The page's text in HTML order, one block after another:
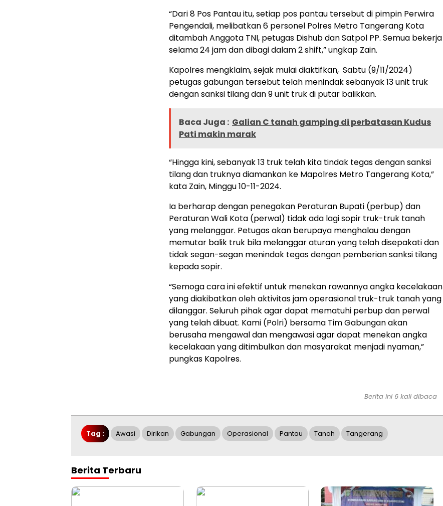
“Dari 8 Pos Pantau itu, setiap pos pantau tersebut di pimpin Perwira
Pengendali, melibatkan 6 personel Polres Metro Tangerang Kota
ditambah Anggota TNI, petugas Dishub dan Satpol PP. Semua bekerja
selama 24 jam dan dibagi dalam 2 shift,” ungkap Zain.
Kapolres mengklaim, sejak mulai diaktifkan, Sabtu (9/11/2024)
petugas gabungan tersebut telah menindak sebanyak 13 unit truk
dengan sanksi tilang dan 9 unit truk di putar balikkan.
Baca Juga : Galian C tanah gamping di perbatasan Kudus
Pati makin marak
“Hingga kini, sebanyak 13 truk telah kita tindak tegas dengan sanksi
tilang dan truknya diamankan ke Mapolres Metro Tangerang Kota,”
kata Zain, Minggu 10-11-2024.
Ia berharap dengan penegakan Peraturan Bupati (perbup) dan
Peraturan Wali Kota (perwal) tidak ada lagi sopir truk-truk tanah
yang melanggar. Petugas akan berupaya menghalau dengan
memutar balik truk bila melanggar aturan yang telah disepakati dan
tidak segan-segan menindak tegas dengan pemberian sanksi tilang
kepada sopir.
“Semoga cara ini efektif untuk menekan rawannya angka kecelakaan
yang diakibatkan oleh aktivitas jam operasional truk-truk tanah yang
dilanggar. Seluruh pihak agar dapat mematuhi perbup dan perwal
yang telah dibuat. Kami (Polri) bersama Tim Gabungan akan
berusaha mengawal dan mengawasi agar dapat menekan angka
kecelakaan yang ditimbulkan dan masyarakat menjadi nyaman,”
pungkas Kapolres.
Berita ini 6 kali dibaca
Tag : Awasi Dirikan Gabungan Operasional Pantau Tanah Tangerang
Berita Terbaru